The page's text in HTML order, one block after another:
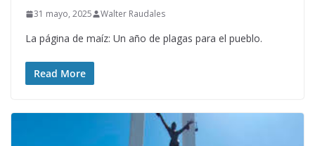
31 mayo, 2025 Walter Raudales
La página de maíz: Un año de plagas para el pueblo.
Read More